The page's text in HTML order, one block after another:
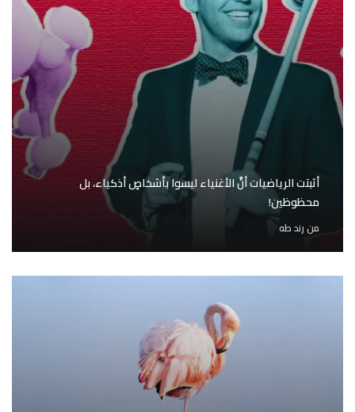
أثبتت الرياضيات أنَّ الأغنياء ليسوا بأشخاصٍ أذكياء، بل
محظوظين!
من رند طه